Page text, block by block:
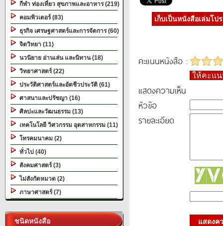
กีฬา ท่องเที่ยว สุขภาพและอาหาร (219)
คอมพิวเตอร์ (83)
ธุรกิจ เศรษฐศาสตร์และการจัดการ (60)
จิตวิทยา (11)
นวนิยาย อ่านเล่น และนิทาน (18)
วิทยาศาสตร์ (22)
ประวัติศาสตร์และอัตชีวประวัติ (61)
ศาสนาและปรัชญา (16)
ศิลปะและวัฒนธรรม (13)
เทคโนโลยี วิศวกรรม อุตสาหกรรม (11)
โทรคมนาคม (2)
ทั่วไป (40)
สังคมศาสตร์ (3)
ไม่สังกัดหมวด (2)
ภาษาศาสตร์ (7)
ชนิดหนังสือ
เก็บเป็นหนังสือเล่มโป
คะแนนหนังสือ :
ให้คะแ
แสดงความเห็น
หัวข้อ
รายละเอียด
แสดงค